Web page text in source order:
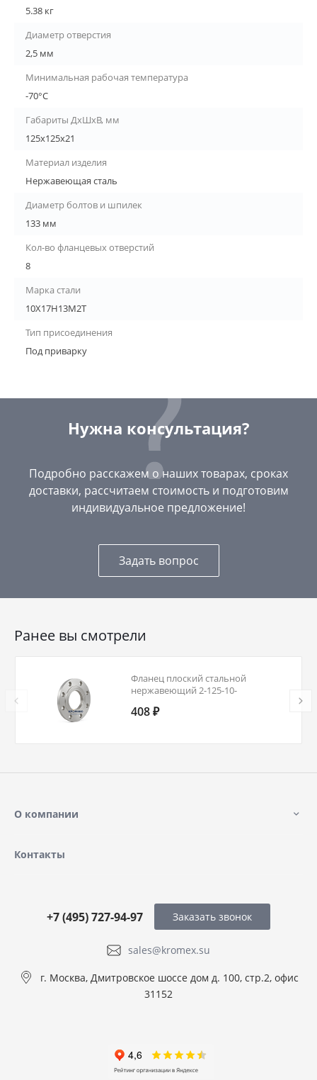
5.38 кг
Диаметр отверстия
2,5 мм
Минимальная рабочая температура
-70°С
Габариты ДхШхВ, мм
125х125х21
Материал изделия
Нержавеющая сталь
Диаметр болтов и шпилек
133 мм
Кол-во фланцевых отверстий
8
Марка стали
10Х17Н13М2Т
Тип присоединения
Под приварку
Нужна консультация?
Подробно расскажем о наших товарах, сроках
доставки, рассчитаем стоимость и подготовим
индивидуальное предложение!
Задать вопрос
Ранее вы смотрели
Фланец плоский стальной
нержавеющий 2-125-10-
Ру 10
408 ₽
О компании
Контакты
sales@kromex.su
+7 (495) 727-94-97
г. Москва, Дмитровское шоссе дом д. 100, стр.2, офис
31152
Заказать звонок